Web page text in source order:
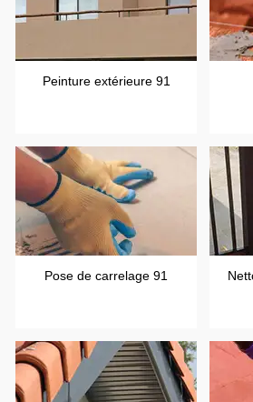
Peinture extérieure 91
Pose de carrelage 91